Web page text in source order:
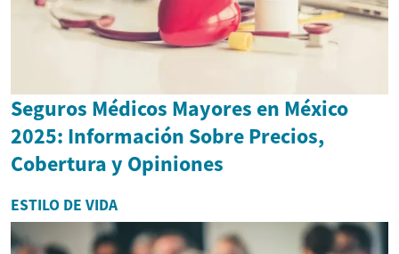
Seguros Médicos Mayores en México
2025: Información Sobre Precios,
Cobertura y Opiniones
ESTILO DE VIDA